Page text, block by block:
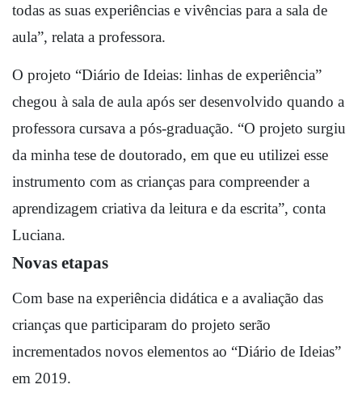
todas as suas experiências e vivências para a sala de
aula”, relata a professora.
O projeto “Diário de Ideias: linhas de experiência”
chegou à sala de aula após ser desenvolvido quando a
professora cursava a pós-graduação. “O projeto surgiu
da minha tese de doutorado, em que eu utilizei esse
instrumento com as crianças para compreender a
aprendizagem criativa da leitura e da escrita”, conta
Luciana.
Novas etapas
Com base na experiência didática e a avaliação das
crianças que participaram do projeto serão
incrementados novos elementos ao “Diário de Ideias”
em 2019.